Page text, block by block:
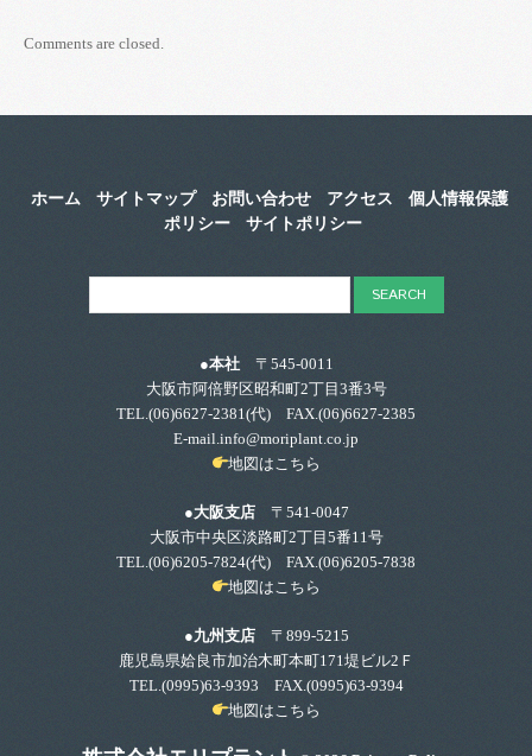
Comments are closed.
ホーム サイトマップ お問い合わせ アクセス
個人情報保護
ポリシー
サイトポリシー
●本社〒545-0011
大阪市阿倍野区昭和町2丁目3番3号
TEL. (06)6627-2381 (代) FAX.(06)6627-2385
E-mail.info@moriplant.co.jp
地図はこちら
●大阪支店〒541-0047
大阪市中央区淡路町2丁目5番11号
TEL. (06)6205-7824(代) FAX.(06)6205-7838
地図はこちら
●九州支店〒899-5215
鹿児島県姶良市加治木町本町171堤ビル2Ｆ
TEL. (0995)63-9393 FAX.(0995)63-9394
地図はこちら